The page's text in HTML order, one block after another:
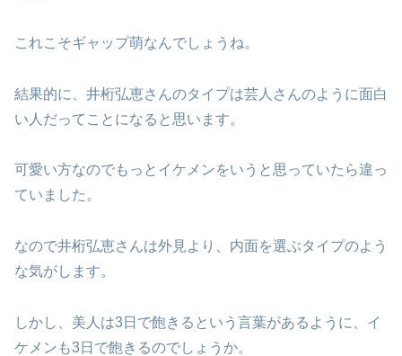
これこそギャップ萌なんでしょうね。
結果的に、井桁弘恵さんのタイプは芸人さんのように面白
い人だってことになると思います。
可愛い方なのでもっとイケメンをいうと思っていたら違っ
ていました。
なので井桁弘恵さんは外見より、内面を選ぶタイプのよう
な気がします。
しかし、美人は3日で飽きるという言葉があるように、イ
ケメンも3日で飽きるのでしょうか。